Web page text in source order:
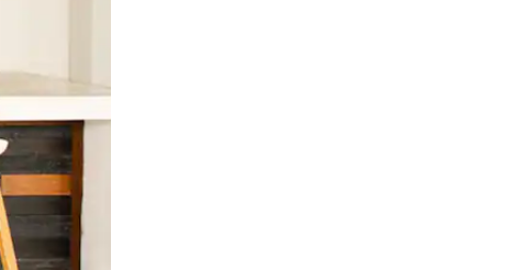
Berühren oder Wischgesten.